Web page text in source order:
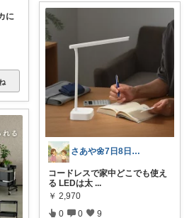
に
さあや🌼7日8日有難うございます
コードレスで家中どこでも使え
る LEDは太 ...
￥ 2,970
0 0 9